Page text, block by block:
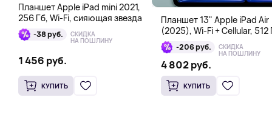
Планшет Apple iPad mini 2021,
256 Гб, Wi-Fi, сияющая звезда
-38 руб. СКИДКА
НА ПОШЛИНУ
1 456 руб.
КУПИТЬ
Планшет 13" Apple iPad Air
(2025), Wi-Fi + Cellular, 512
голубой-206 руб. СКИДКА
НА ПОШЛИНУ
4 802 руб.
КУПИТЬ